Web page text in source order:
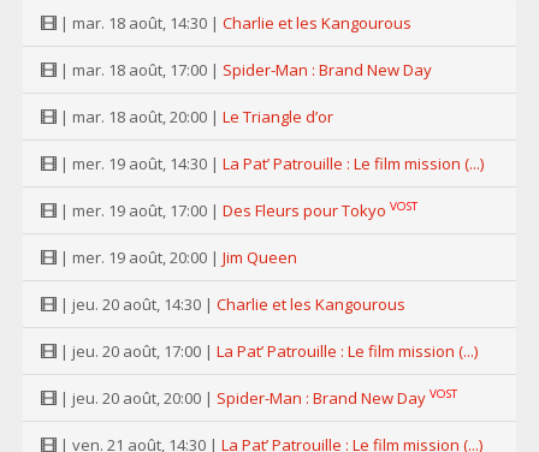
| mar. 18 août, 14:30 | Charlie et les Kangourous
| mar. 18 août, 17:00 | Spider-Man : Brand New Day
| mar. 18 août, 20:00 | Le Triangle d’or
| mer. 19 août, 14:30 | La Pat’ Patrouille : Le film mission (...)
| mer. 19 août, 17:00 | Des Fleurs pour Tokyo VOST
| mer. 19 août, 20:00 | Jim Queen
| jeu. 20 août, 14:30 | Charlie et les Kangourous
| jeu. 20 août, 17:00 | La Pat’ Patrouille : Le film mission (...)
| jeu. 20 août, 20:00 | Spider-Man : Brand New Day VOST
| ven. 21 août, 14:30 | La Pat’ Patrouille : Le film mission (...)